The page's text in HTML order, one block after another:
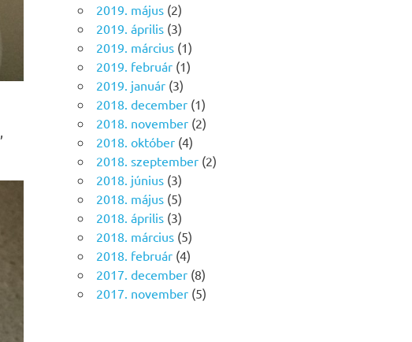
2019. május (2)
2019. április (3)
2019. március (1)
2019. február (1)
2019. január (3)
2018. december (1)
2018. november (2)
2018. október (4)
2018. szeptember (2)
2018. június (3)
2018. május (5)
2018. április (3)
2018. március (5)
2018. február (4)
2017. december (8)
2017. november (5)